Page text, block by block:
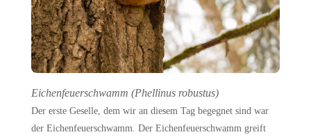
Eichenfeuerschwamm (Phellinus robustus)
Der erste Geselle, dem wir an diesem Tag begegnet sind war
der Eichenfeuerschwamm. Der Eichenfeuerschwamm greift